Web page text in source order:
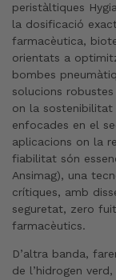
peristàltiques
la dosificació
farmacèutica,
orientats a
bombes
solucions
on la sostenibilitat
enfocades en el
aplicacions on la
fiabilitat són
Ansimag), una
crítiques, amb
seguretat, zero
farmacèutics.
D’altra banda,
de l’hidrogen